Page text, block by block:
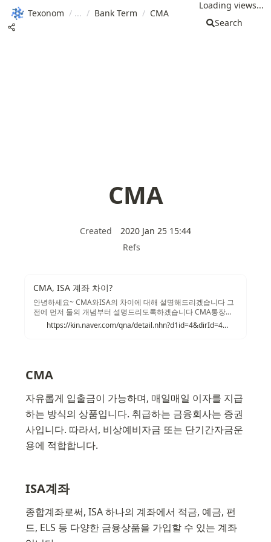
Texonom / / Bank Term / CMA
Loading views...
Search
CMA
Created
2020 Jan 25 15:44
Refs
CMA, ISA 계좌 차이?
안녕하세요~ CMA와ISA의 차이에 대해 설명해드리겠습니다 그
전에 먼저 둘의 개념부터 설명드리도록하겠습니다 CMA통장은
베스트 셀러 계좌입니다 그 이유는 바로 효용성과 활용가치가 높
기 때문입니다. 어떻게 사용하느냐에 따라 복리이자를 더 가져갈
https://kin.naver.com/qna/detail.nhn?d1id=4&dirId=401&docId=249226838&qb=aXNhIOymneq2jOqzhOyijCDssKjsnbQ=&enc=utf8&section=kin&rank=1&search_sort=0&spq=0
CMA
자유롭게 입출금이 가능하며, 매일매일 이자를 지급
하는 방식의 상품입니다. 취급하는 금융회사는 증권
사입니다. 따라서, 비상예비자금 또는 단기간자금운
용에 적합합니다.
ISA계좌
종합계좌로써, ISA 하나의 계좌에서 적금, 예금, 펀
드, ELS 등 다양한 금융상품을 가입할 수 있는 계좌